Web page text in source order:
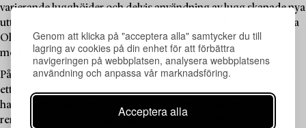
Genom att klicka på "acceptera alla" samtycker du till
lagring av cookies på din enhet för att förbättra
navigeringen på webbplatsen, analysera webbplatsens
användning och anpassa vår marknadsföring.
Acceptera alla
varierande lugghöjder och delvis användning av lugg skapade nya
uttrycksmöjligheter. Denna utveckling syns i verk av Riitta-Maija
Oksanen och Jukka Vesterinen, där konstnärlighet kombineras
med modernt formspråk.
På 2020-talet har textilkonstnären Eetu Kivinen gett ryakonsten
ett nytt perspektiv. Hans verk förenar traditionella
hantverkstekniker med samtida estetik, med fokus på klarhet,
rena linjer och harmonisk balans. Kivinens arbeten bär vidare